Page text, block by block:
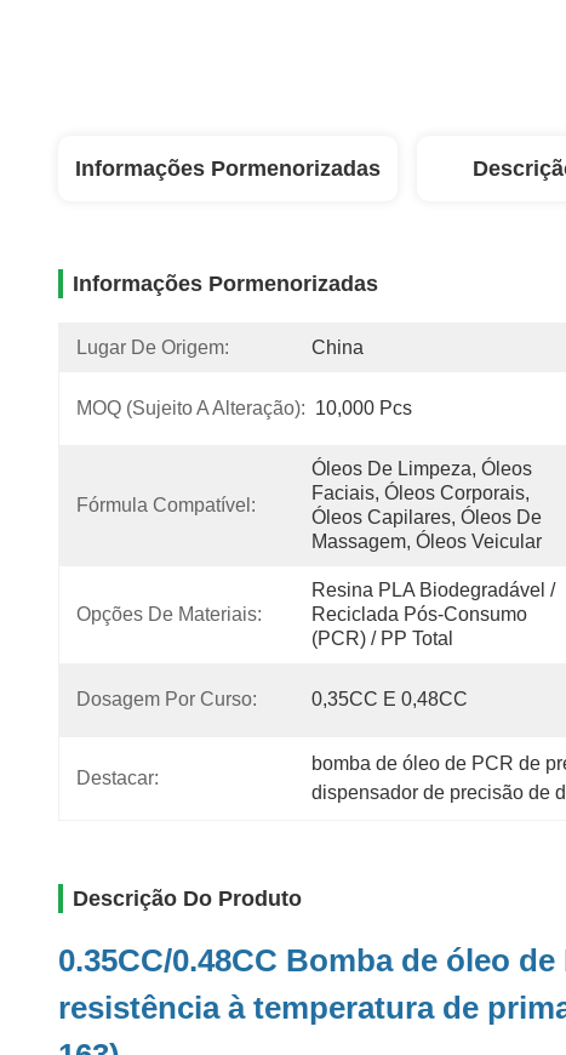
Informações Pormenorizadas
Informações Pormenorizadas
Lugar De Origem: China
MOQ (sujeito A Alteração): 10,000 Pcs
Fórmula Compatível:
Óleos De Limpeza, Óleos
Faciais, Óleos Corporais,
Óleos Capilares, Óleos De
Massagem, Óleos Veicular
Opções De Materiais:
Resina PLA Biodegradável /
Reciclada Pós-Consumo
(PCR) / PP Total
Dosagem Por Curso: 0,35CC E 0,48CC
Destacar:
bomba de óleo de PCR de
dispensador de precisão de
Descrição Do Produto
0.35CC/0.48CC Bomba de óleo
resistência à temperatura de